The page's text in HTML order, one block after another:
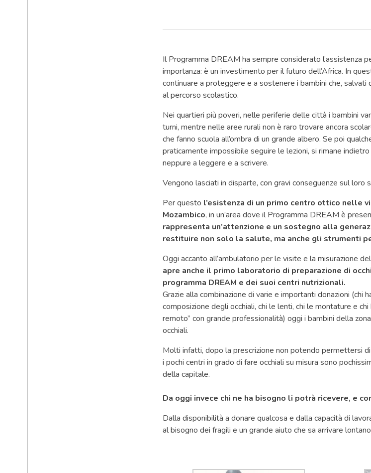
Il Programma DREAM ha sempre considerato l’assistenza
importanza: è un investimento per il futuro dell’Africa. In
continuare a proteggere e a sostenere i bambini che, salvati
al percorso scolastico.
Nei quartieri più poveri, nelle periferie delle città i bambini
turni, mentre nelle aree rurali non è raro trovare ancora
che fanno scuola all’ombra di un grande albero. Se poi
praticamente impossibile seguire le lezioni, si rimane
neppure a leggere e a scrivere.
Vengono lasciati in disparte, con gravi conseguenze sul loro
Per questo l’esistenza di un primo centro ottico nelle
Mozambico, in un’area dove il Programma DREAM è
rappresenta un’attenzione e un sostegno alla
restituire non solo la salute, ma anche gli strumenti
Oggi accanto all’ambulatorio per le visite e la misurazione
apre anche il primo laboratorio di preparazione di
programma DREAM e dei suoi centri nutrizionali.
Grazie alla combinazione di varie e importanti donazioni (chi
composizione degli occhiali, chi le lenti, chi le montature e chi
remoto” con grande professionalità) oggi i bambini della
occhiali.
Molti infatti, dopo la prescrizione non potendo permettersi
i pochi centri in grado di fare occhiali su misura sono
della capitale.
Da oggi invece chi ne ha bisogno li potrà ricevere, e
Dalla disponibilità a donare qualcosa e dalla capacità di
al bisogno dei fragili e un grande aiuto che sa arrivare